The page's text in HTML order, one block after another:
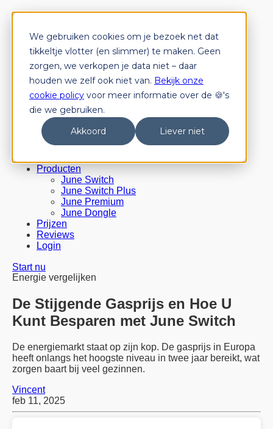
We gebruiken cookies om je bezoek net dat
tikkeltje vlotter (en slimmer) te maken. Geen
zorgen, we verkopen je data niet – daar
houden we zelf ook niet van. Bekijk onze
cookie policy voor meer informatie over de 🍪's
die we gebruiken.
Akkoord
Liever niet
Producten
June Switch
June Switch Plus
June Premium
June Dongle
Prijzen
Reviews
Login
Start nu
Producten
June Switch
June Switch Plus
June Premium
June Dongle
Prijzen
Reviews
Login
Start nu
Energie vergelijken
De Stijgende Gasprijs en Hoe U
Kunt Besparen met June Switch
De energiemarkt staat op zijn kop. De gasprijs in Europa
heeft onlangs het hoogste niveau in twee jaar bereikt, wat
zorgen baart bij veel gezinnen.
Vincent
feb 11, 2025